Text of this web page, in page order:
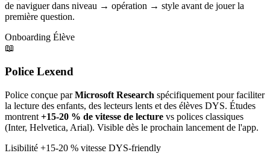
de naviguer dans niveau → opération → style avant de jouer la
première question.
Onboarding Élève
📖
Police Lexend
Police conçue parMicrosoft Research spécifiquement pour faciliter
la lecture des enfants, des lecteurs lents et des élèves DYS. Études
montrent +15-20 % de vitesse de lecture vs polices classiques
(Inter, Helvetica, Arial). Visible dès le prochain lancement de l'app.
Lisibilité +15-20 % vitesse DYS-friendly